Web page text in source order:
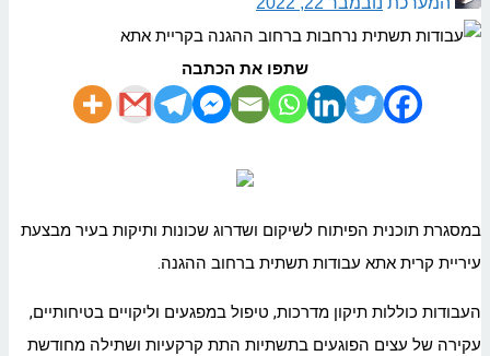
שתפו את הכתבה
במסגרת תוכנית הפיתוח לשיקום ושדרוג שכונות ותיקות בעיר מבצעת
עיריית קרית אתא עבודות תשתית ברחוב ההגנה.
העבודות כוללות תיקון מדרכות, טיפול במפגעים וליקויים בטיחותיים,
עקירה של עצים הפוגעים בתשתיות התת קרקעיות ושתילה מחודשת